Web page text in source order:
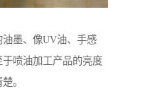
墨、像UV油、手感
喷油加工产品的亮度
。